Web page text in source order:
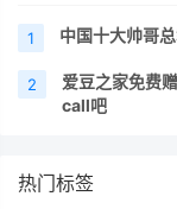
1 中国十大帅哥
2
爱豆之家免费
call吧
热门标签